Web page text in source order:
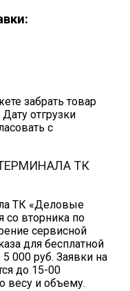
забрать товар
отгрузки
с
ТК
ТК «Деловые
со вторника по
сервисной
для бесплатной
000 руб. Заявки на
до 15-00
весу и объему.